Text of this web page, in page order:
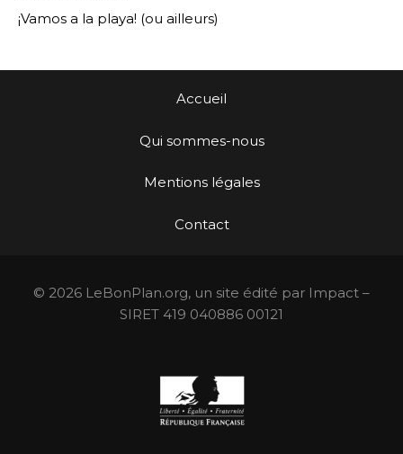
¡Vamos a la playa! (ou ailleurs)
Accueil
Qui sommes-nous
Mentions légales
Contact
© 2026 LeBonPlan.org, un site édité par Impact –
SIRET 419 040886 00121